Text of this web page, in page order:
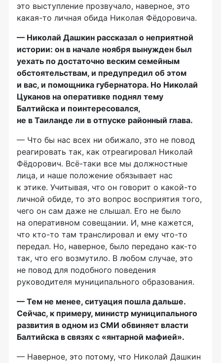
это выступление прозвучало, наверное, это
какая-то личная обида Николая Фёдоровича.
— Николай Дашкин рассказал о неприятной
истории: он в начале ноября вынужден был
уехать по достаточно веским семейным
обстоятельствам, и предупредил об этом
и вас, и помощника губернатора. Но Николай
Цуканов на оперативке поднял тему
Балтийска и поинтересовался,
не в Таиланде ли в отпуске районный глава.
— Что бы нас всех ни обижало, это не повод
реагировать так, как отреагировал Николай
Фёдорович. Всё-таки все мы должностные
лица, и наше положение обязывает нас
к этике. Учитывая, что он говорит о какой-то
личной обиде, то это вопрос восприятия того,
чего он сам даже не слышал. Его не было
на оперативном совещании. И, мне кажется,
что кто-то там транслировал и ему что-то
передал. Но, наверное, было передано как-то
так, что его возмутило. В любом случае, это
не повод для подобного поведения
руководителя муниципального образования.
— Тем не менее, ситуация пошла дальше.
Сейчас, к примеру, министр муниципального
развития в одном из СМИ обвиняет власти
Балтийска в связях с «янтарной мафией».
— Наверное, это потому, что Николай Дашкин